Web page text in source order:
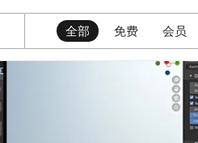
全部 免费 会员